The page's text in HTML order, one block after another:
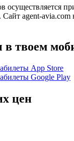
осуществляется
agent-avia.com
в твоем
цен